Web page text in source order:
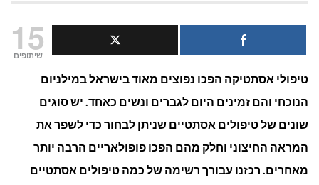
טיפולי
15
שיתופים
טיפולי אסתטיקה הפכו נפוצים מאוד בישראל במילניום
הנוכחי והם זמינים היום לגברים ונשים כאחד. יש סוגים
שונים של טיפולים אסתטיים שניתן לבחור כדי לשפר את
המראה החיצוני וחלק מהם הפכו פופולאריים הרבה יותר
מאחרים. רכזנו עבורך רשימה של כמה טיפולים אסתטיים